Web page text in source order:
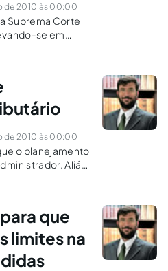
de 2010 às 00:00
Suprema Corte
se em
entre a
de 2010 às 00:00
o planejamento
Aliás,
a boa
elas: a)-que
limites na